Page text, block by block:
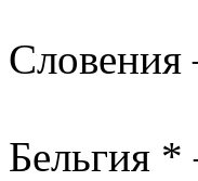
Словения
Бельгия